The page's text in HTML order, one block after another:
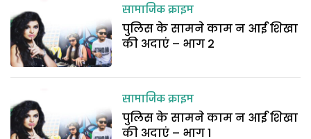
सामाजिक क्राइम
पुलिस के सामने काम न आईं शिखा
की अदाएं – भाग 2
सामाजिक क्राइम
पुलिस के सामने काम न आईं शिखा
की अदाएं – भाग 1